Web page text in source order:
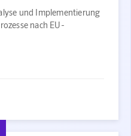
und Implementierung
nach EU-